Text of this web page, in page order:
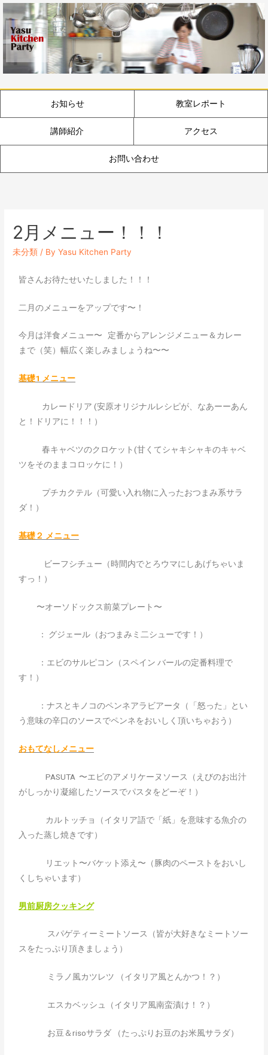
お知らせ 教室レポート
講師紹介 アクセス
お問い合わせ
2月メニュー！！！
未分類 / ByYasu Kitchen Party
皆さんお待たせいたしました！！！
二月のメニューをアップです〜！
今月は洋食メニュー〜 定番からアレンジメニュー＆カレー
まで（笑）幅広く楽しみましょうね〜〜
基礎1 メニュー
カレードリア (安原オリジナルレシピが、なあーーあん
と！ドリアに！！！）
春キャベツのクロケット(甘くてシャキシャキのキャベ
ツをそのままコロッケに！）
プチカクテル（可愛い入れ物に入ったおつまみ系サラ
ダ！）
基礎２ メニュー
ビーフシチュー（時間内でとろウマにしあげちゃいま
すっ！）
〜オーソドックス前菜プレート〜
： グジェール（おつまみミ二シューです！）
：エビのサルピコン（スペイン バールの定番料理で
す！）
：ナスとキノコのペンネアラビアータ（「怒った」とい
う意味の辛口のソースでペンネをおいしく頂いちゃおう）
おもてなしメニュー
PASUTA 〜エビのアメリケーヌソース（えびのお出汁
がしっかり凝縮したソースでパスタをどーぞ！）
カルトッチョ（イタリア語で「紙」を意味する魚介の
入った蒸し焼きです）
リエット〜バケット添え〜（豚肉のペーストをおいし
くしちゃいます）
男前厨房クッキング
スパゲティーミートソース（皆が大好きなミートソー
スをたっぷり頂きましょう）
ミラノ風カツレツ （イタリア風とんかつ！？）
エスカベッシュ（イタリア風南蛮漬け！？）
お豆＆risoサラダ （たっぷりお豆のお米風サラダ）